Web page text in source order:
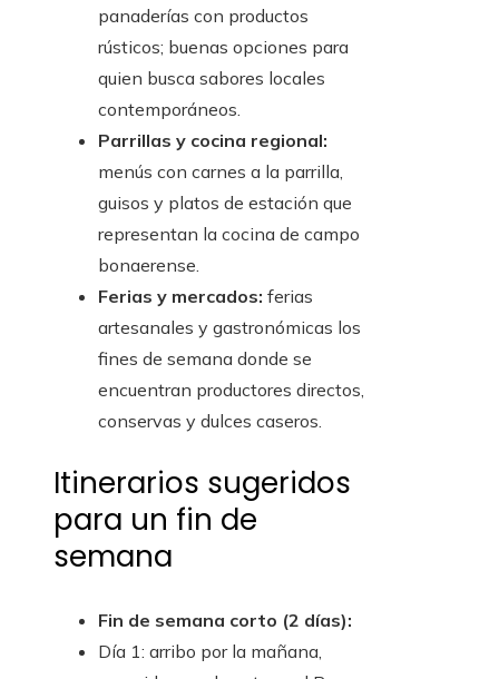
panaderías con productos
rústicos; buenas opciones para
quien busca sabores locales
contemporáneos.
Parrillas y cocina regional:
menús con carnes a la parrilla,
guisos y platos de estación que
representan la cocina de campo
bonaerense.
Ferias y mercados: ferias
artesanales y gastronómicas los
fines de semana donde se
encuentran productores directos,
conservas y dulces caseros.
Itinerarios sugeridos
para un fin de
semana
Fin de semana corto (2 días):
Día 1: arribo por la mañana,